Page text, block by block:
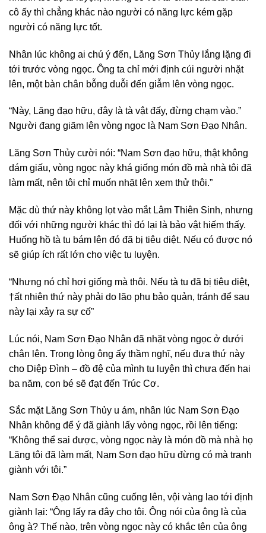
cô ấy thì chẳng khác nào người có năng lực kém gặp
người có năng lực tốt.
Nhân lúc không ai chú ý đến, Lăng Sơn Thủy lắng lặng đi
tới trước vòng ngọc. Ông ta chỉ mới định cúi người nhặt
lên, một bàn chân bỗng duỗi đến giẫm lên vòng ngọc.
“Này, Lăng đạo hữu, đây là tà vật đấy, đừng chạm vào.”
Người đang giãm lên vòng ngọc là Nam Sơn Đạo Nhân.
Lăng Sơn Thủy cười nói: “Nam Sơn đạo hữu, thật không
dám giấu, vòng ngọc này khá giống món đồ mà nhà tôi đã
làm mất, nên tôi chỉ muốn nhặt lên xem thử thôi.”
Mặc dù thứ này không lọt vào mắt Lâm Thiên Sinh, nhưng
đối với những người khác thì đó lại là bảo vật hiếm thấy.
Huống hồ tà tu bám lên đó đã bị tiêu diệt. Nếu có được nó
sẽ giúp ích rất lớn cho việc tu luyện.
“Nhưng nó chỉ hơi giống mà thôi. Nếu tà tu đã bị tiêu diệt,
†ất nhiên thứ này phải do lão phu bảo quản, tránh để sau
này lại xảy ra sự cố”
Lúc nói, Nam Sơn Đạo Nhân đã nhặt vòng ngọc ở dưới
chân lên. Trong lòng ông ấy thầm nghĩ, nếu đưa thứ này
cho Diệp Đình – đồ đệ của mình tu luyện thì chưa đến hai
ba năm, con bé sẽ đạt đến Trúc Cơ.
Sắc mặt Lăng Sơn Thủy u ám, nhân lúc Nam Sơn Đạo
Nhân không để ý đã giành lấy vòng ngọc, rồi lên tiếng:
“Không thể sai được, vòng ngọc này là món đồ mà nhà họ
Lăng tôi đã làm mất, Nam Sơn đạo hữu đừng có mà tranh
giành với tôi.”
Nam Sơn Đạo Nhân cũng cuống lên, vội vàng lao tới định
giành lại: “Ông lấy ra đây cho tôi. Ông nói của ông là của
ông à? Thế nào, trên vòng ngọc này có khắc tên của ông